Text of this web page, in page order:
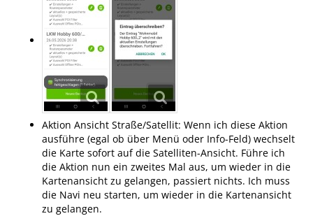
Aktion Ansicht Straße/Satellit: Wenn ich diese Aktion
ausführe (egal ob über Menü oder Info-Feld) wechselt
die Karte sofort auf die Satelliten-Ansicht. Führe ich
die Aktion nun ein zweites Mal aus, um wieder in die
Kartenansicht zu gelangen, passiert nichts. Ich muss
die Navi neu starten, um wieder in die Kartenansicht
zu gelangen.